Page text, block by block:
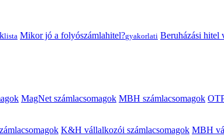
lista Mikor jó a folyószámlahitel?gyakorlati Beruházási hitel
MagNet számlacsomagok MBH számlacsomagok
K&H vállalkozói számlacsomagok MBH